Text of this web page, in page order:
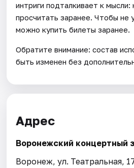
интриги подталкивает к
просчитать заранее. Чтобы не
можно купить билеты заранее.
Обратите внимание: состав
быть изменен без
Адрес
Воронежский концертный
Воронеж, ул. Театральная,